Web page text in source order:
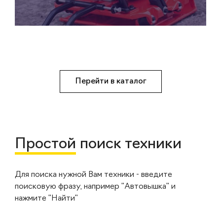
Перейти в каталог
Простой поиск техники
Для поиска нужной Вам техники - введите
поисковую фразу, например "Автовышка" и
нажмите "Найти"